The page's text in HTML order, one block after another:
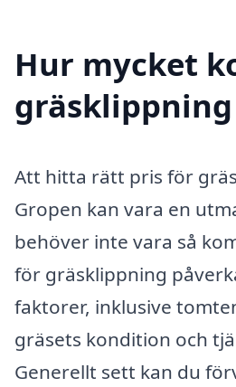
Hur mycket
gräsklippning
Att hitta rätt pris för
Gropen kan vara en
behöver inte vara så
för gräsklippning
faktorer, inklusive
gräsets kondition och
Generellt sett kan du